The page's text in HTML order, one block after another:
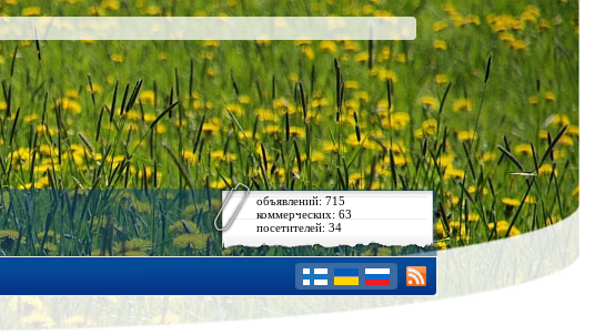
объявлений: 715
коммерческих: 63
посетителей: 34